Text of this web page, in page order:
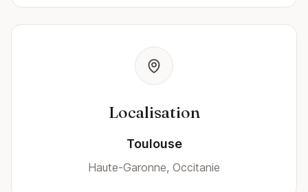
Localisation
Toulouse
Haute-Garonne, Occitanie